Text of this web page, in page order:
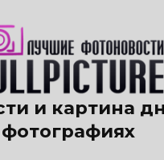
и картина
фотографиях